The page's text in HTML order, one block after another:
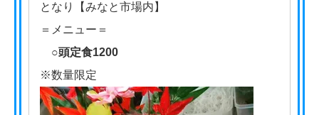
となり【みなと市場内】
＝メニュー＝
○頭定食1200
※数量限定